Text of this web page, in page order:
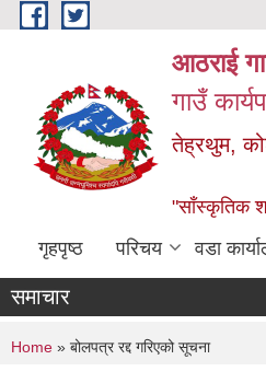
Skip to main content
आठराई
गाउँ
तेह्रथुम,
"साँस्कृतिक
गृहपृष्ठ परिचय वडा
समाचार
You are here
Home » बोलपत्र रद्द गरिएको सूचना